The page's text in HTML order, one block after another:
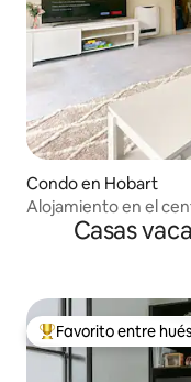
Condo en Hobart
Alojamiento en el
Casas
Favorito entre
Favorito entre